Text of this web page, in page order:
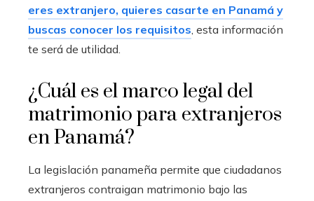
eres extranjero, quieres casarte en Panamá y
buscas conocer los requisitos, esta información
te será de utilidad.
¿Cuál es el marco legal del
matrimonio para extranjeros
en Panamá?
La legislación panameña permite que ciudadanos
extranjeros contraigan matrimonio bajo las